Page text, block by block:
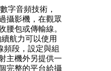
字音頻技術，
攝影機，在觀眾
腰包或傳輸線。
航力可以使用
頻段，設定與組
主機外另提供一
完整的平台給攝